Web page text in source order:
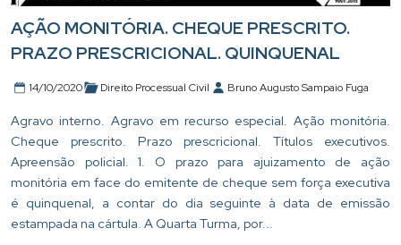
AÇÃO MONITÓRIA. CHEQUE PRESCRITO.
PRAZO PRESCRICIONAL. QUINQUENAL
14/10/2020 Direito Processual Civil Bruno Augusto Sampaio Fuga
Agravo interno. Agravo em recurso especial. Ação monitória.
Cheque prescrito. Prazo prescricional. Títulos executivos.
Apreensão policial. 1. O prazo para ajuizamento de ação
monitória em face do emitente de cheque sem força executiva
é quinquenal, a contar do dia seguinte à data de emissão
estampada na cártula. A Quarta Turma, por...